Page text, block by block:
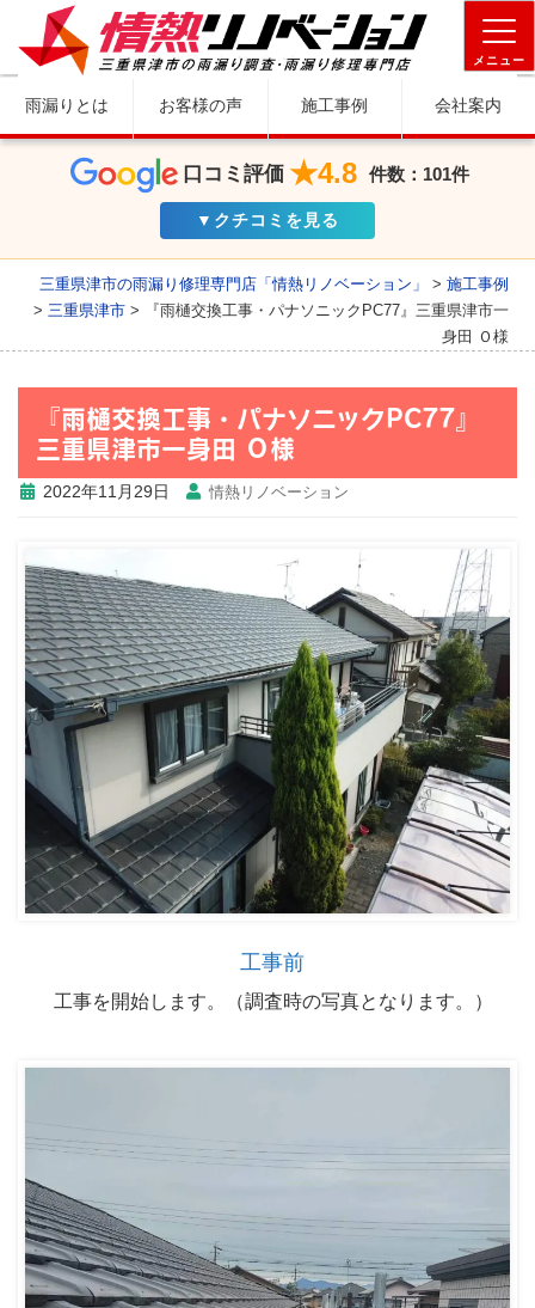
メニュー
雨漏りとは お客様の声 施工事例 会社案内
口コミ評価 ★4.8 件数：101件
▼クチコミを見る
三重県津市の雨漏り修理専門店「情熱リノベーション」 > 施工事例
> 三重県津市>
『雨樋交換工事・パナソニックPC77』三重県津市一
身田 Ｏ様
『雨樋交換工事・パナソニックPC77』
三重県津市一身田 Ｏ様
2022年11月29日 情熱リノベーション
工事前
工事を開始します。（調査時の写真となります。）